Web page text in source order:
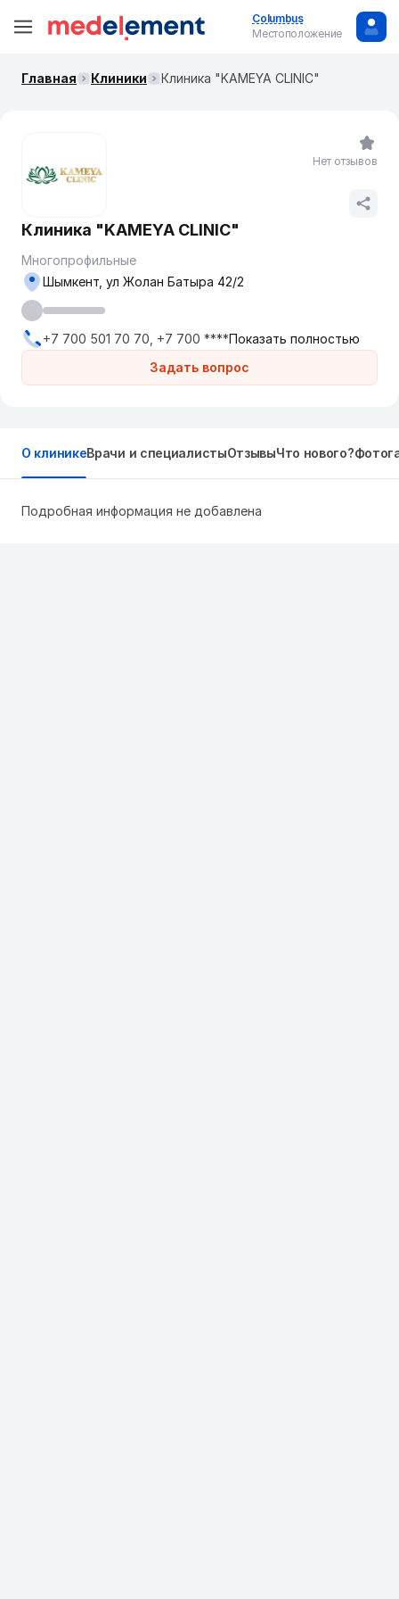
Columbus
Местоположение
Главная Клиники Клиника "KAMEYA CLINIC"
Клиника "KAMEYA CLINIC"
Многопрофильные
Задать вопрос
Шымкент, ул Жолан Батыра 42/2
+7 700 501 70 70, +7 700 ****Показать полностью
Нет отзывов
О клиникеВрачи и специалистыОтзывыЧто нового?
Подробная информация не добавлена